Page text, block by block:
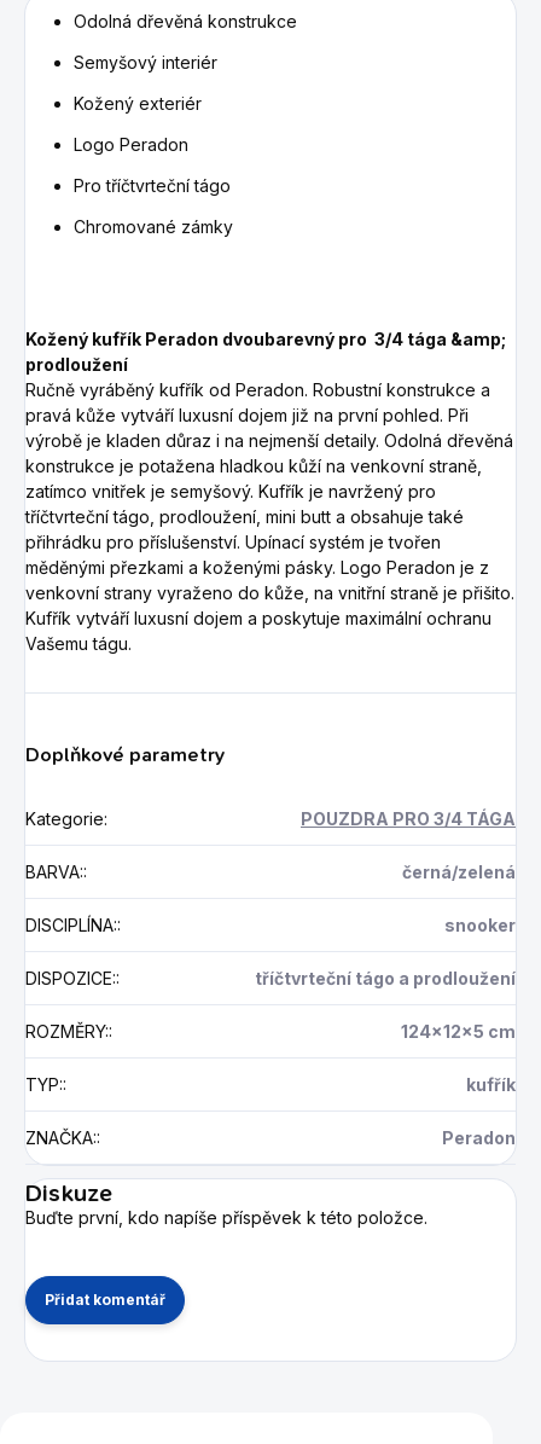
Odolná dřevěná konstrukce
Semyšový interiér
Kožený exteriér
Logo Peradon
Pro tříčtvrteční tágo
Chromované zámky
Kožený kufřík Peradon dvoubarevný pro 3/4 tága &amp;
prodloužení
Ručně vyráběný kufřík od Peradon. Robustní konstrukce a
pravá kůže vytváří luxusní dojem již na první pohled. Při
výrobě je kladen důraz i na nejmenší detaily. Odolná dřevěná
konstrukce je potažena hladkou kůží na venkovní straně,
zatímco vnitřek je semyšový. Kufřík je navržený pro
tříčtvrteční tágo, prodloužení, mini butt a obsahuje také
přihrádku pro příslušenství. Upínací systém je tvořen
měděnými přezkami a koženými pásky. Logo Peradon je z
venkovní strany vyraženo do kůže, na vnitřní straně je přišito.
Kufřík vytváří luxusní dojem a poskytuje maximální ochranu
Vašemu tágu.
Doplňkové parametry
Kategorie: POUZDRA PRO 3/4 TÁGA
BARVA:: černá/zelená
DISCIPLÍNA:: snooker
DISPOZICE:: tříčtvrteční tágo a prodloužení
ROZMĚRY:: 124x12x5 cm
TYP:: kufřík
ZNAČKA:: Peradon
Diskuze
Buďte první, kdo napíše příspěvek k této položce.
Přidat komentář